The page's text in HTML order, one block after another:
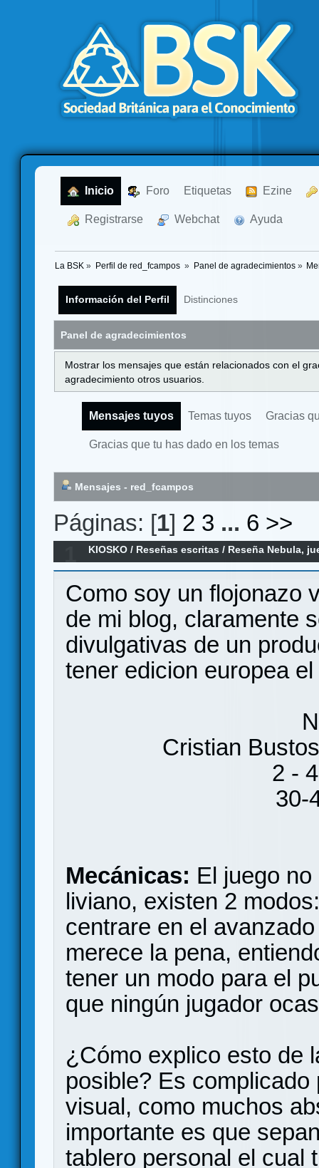
Inicio Foro Etiquetas Ezine
Registrarse Webchat Ayuda
La BSK » Perfil de red_fcampos » Panel de agradecimientos»
Información del Perfil Distinciones
Panel de agradecimientos
Mostrar los mensajes que están relacionados con el
agradecimiento otros usuarios.
Mensajes tuyos Temas tuyos Gracias
Gracias que tu has dado en los temas
Mensajes - red_fcampos
Páginas: [1] 2 3 ... 6 >>
KIOSKO / Reseñas escritas / Reseña Nebula,
Como soy un flojonazo
de mi blog, claramente
divulgativas de un
tener edicion europea
Cristian
2 -
30-
Mecánicas: El juego
liviano, existen 2
centrare en el
merece la pena,
tener un modo para el
que ningún jugador
¿Cómo explico esto de
posible? Es
visual, como muchos
importante es que
tablero personal el cual